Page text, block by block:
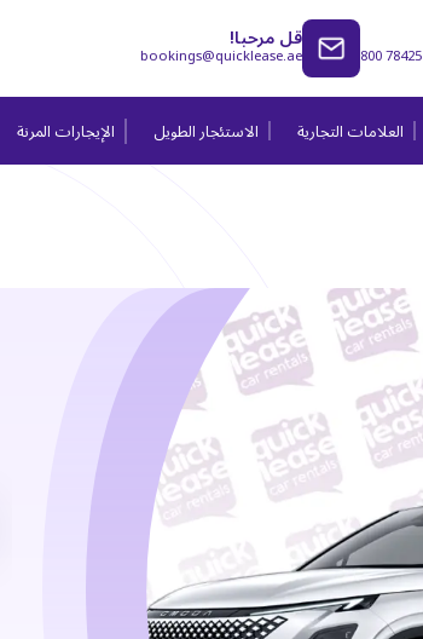
800 78425 قل مرحبا!
bookings@quicklease.ae
العلامات التجارية الاستئجار الطويل الإيجارات المرنة